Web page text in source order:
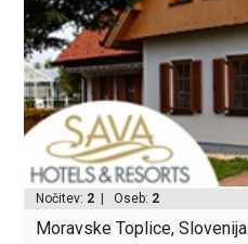
Nočitev: 2 | Oseb: 2
Moravske Toplice, Slovenija